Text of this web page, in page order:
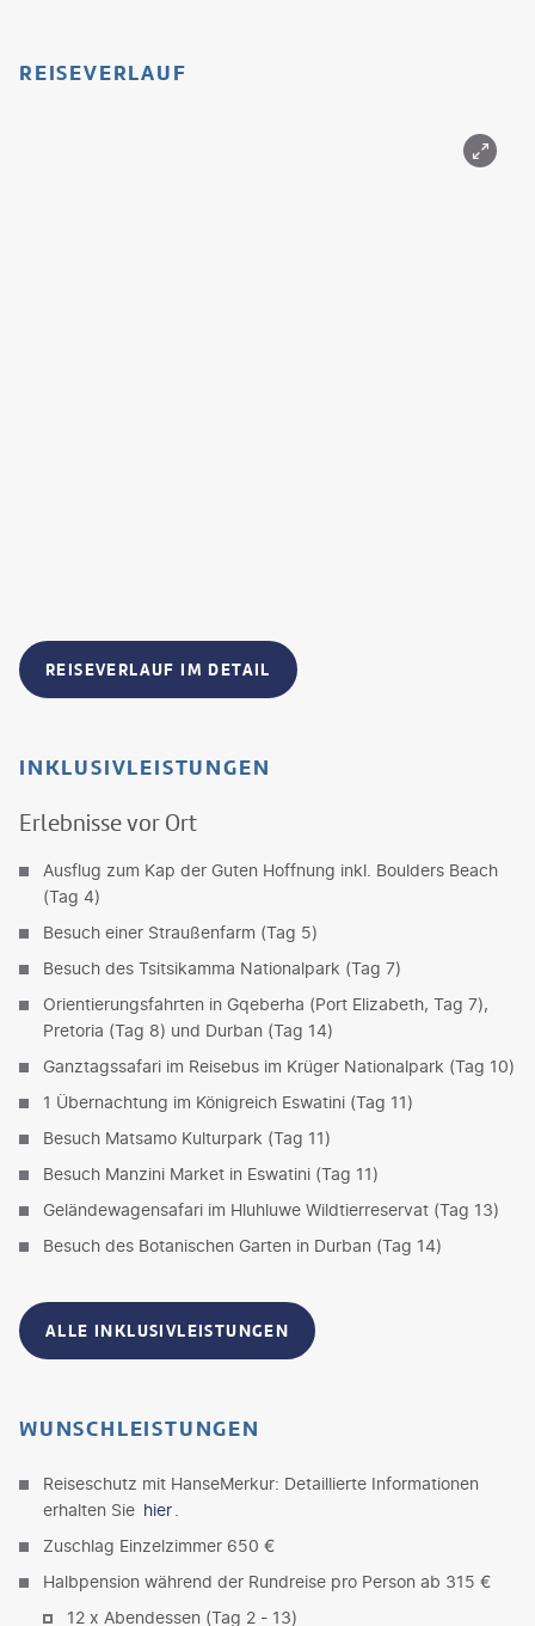
REISEVERLAUF
REISEVERLAUF IM DETAIL
INKLUSIVLEISTUNGEN
Erlebnisse vor Ort
Ausflug zum Kap der Guten Hoffnung inkl. Boulders Beach
(Tag 4)
Besuch einer Straußenfarm (Tag 5)
Besuch des Tsitsikamma Nationalpark (Tag 7)
Orientierungsfahrten in Gqeberha (Port Elizabeth, Tag 7),
Pretoria (Tag 8) und Durban (Tag 14)
Ganztagssafari im Reisebus im Krüger Nationalpark (Tag 10)
1 Übernachtung im Königreich Eswatini (Tag 11)
Besuch Matsamo Kulturpark (Tag 11)
Besuch Manzini Market in Eswatini (Tag 11)
Geländewagensafari im Hluhluwe Wildtierreservat (Tag 13)
Besuch des Botanischen Garten in Durban (Tag 14)
ALLE INKLUSIVLEISTUNGEN
WUNSCHLEISTUNGEN
Reiseschutz mit HanseMerkur: Detaillierte Informationen
erhalten Sie hier
Zuschlag Einzelzimmer 650 €
Halbpension während der Rundreise pro Person ab 315 €
12 x Abendessen (Tag 2 - 13)